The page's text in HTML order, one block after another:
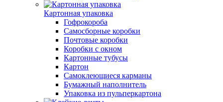
Картонная упаковка
Гофрокороба
Самосборные коробки
Почтовые коробки
Коробки с окном
Картонные тубусы
Картон
Самоклеющиеся карманы
Бумажный наполнитель
Упаковка из пульперкартона